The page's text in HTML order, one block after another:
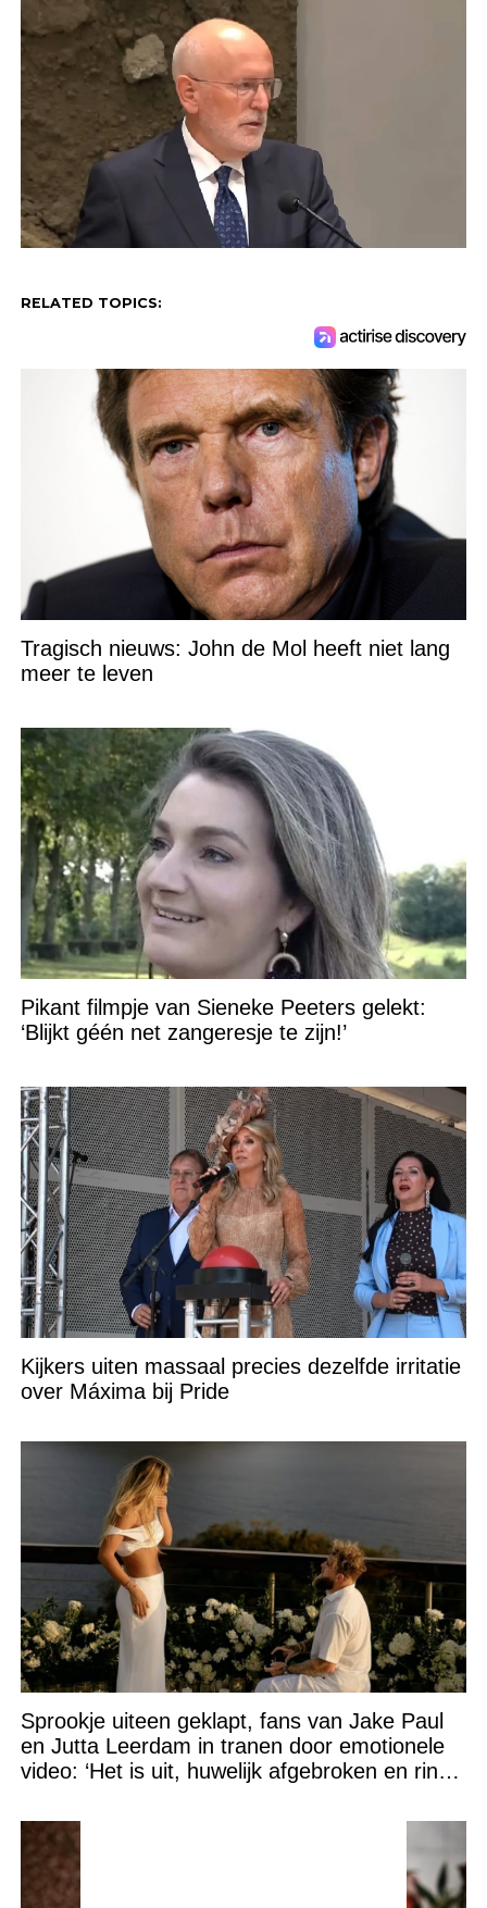
RELATED TOPICS:
Tragisch nieuws: John de Mol heeft niet lang
meer te leven
Pikant filmpje van Sieneke Peeters gelekt:
‘Blijkt géén net zangeresje te zijn!’
Kijkers uiten massaal precies dezelfde irritatie
over Máxima bij Pride
Sprookje uiteen geklapt, fans van Jake Paul
en Jutta Leerdam in tranen door emotionele
video: ‘Het is uit, huwelijk afgebroken en ring